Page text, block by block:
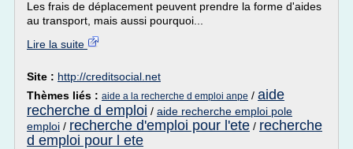
Les frais de déplacement peuvent prendre la forme d'aides
au transport, mais aussi pourquoi...
Lire la suite
Site : http://creditsocial.net
Thèmes liés : aide a la recherche d emploi anpe / aide
recherche d emploi / aide recherche emploi pole
emploi / recherche d'emploi pour l'ete / recherche
d emploi pour l ete